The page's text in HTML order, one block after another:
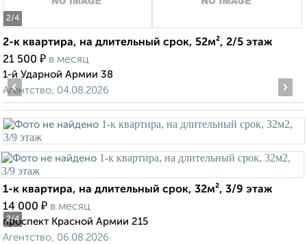
2/4
2-к квартира, на длительный срок, 52м², 2/5 этаж
21 500 ₽ в месяц
1-й Ударной Армии 38
Агентство, 04.08.2026
2/4
‹ ›
1-к квартира, на длительный срок, 32м², 3/9 этаж
14 000 ₽ в месяц
проспект Красной Армии 215
Агентство, 06.08.2026